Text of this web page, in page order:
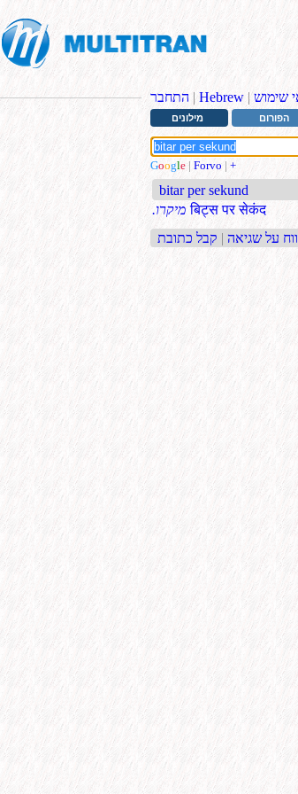
התחבר | Hebrew | שימוש
מילונים הפורום
Google | Forvo | +
bitar per sekund
.מיקרו बिट्स पर सेकंद
על שגיאה |